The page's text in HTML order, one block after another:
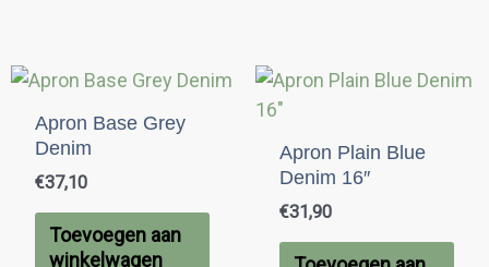
de
Apron Base Grey
Denim
€37,10
Toevoegen aan
winkelwagen
Apron Plain Blue
Denim 16″
€31,90